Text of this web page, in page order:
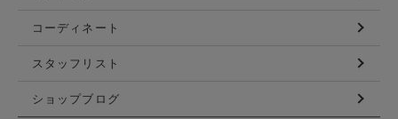
コーディネート
スタッフリスト
ショップブログ